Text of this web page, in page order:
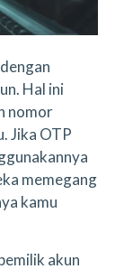
Hal ini
nomor
Jika OTP
memegang
kamu
akun